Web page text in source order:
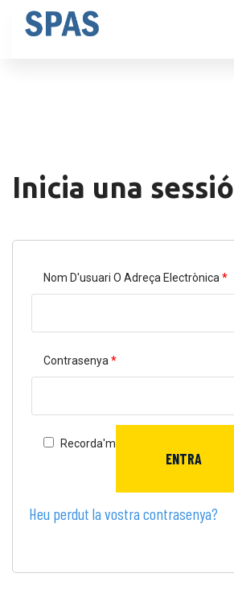
Inicia una sessió
Nom D'usuari O Adreça Electrònica*
Contrasenya*
Recorda'm
ENTRA
Heu perdut la vostra contrasenya?